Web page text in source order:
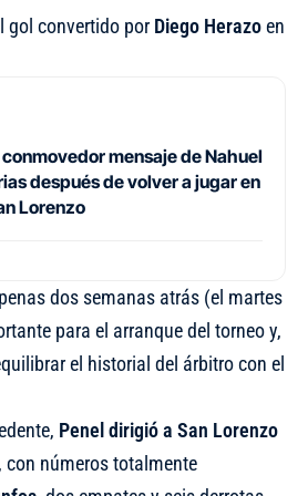
gol convertido por Diego Herazoen
conmovedor mensaje de Nahuel
después de volver a jugar en
Lorenzo
dos semanas atrás (el martes
para el arranque del torneo y,
el historial del árbitro con el
Penel dirigió a San Lorenzo
, con números totalmente